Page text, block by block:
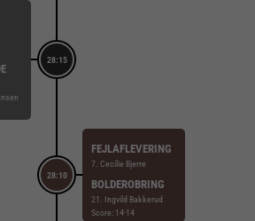
28:15
28:10
FEJLAFLEVERING
7. Cecilie Bjerre
BOLDEROBRING
21. Ingvild Bakkerud
Score: 14-14